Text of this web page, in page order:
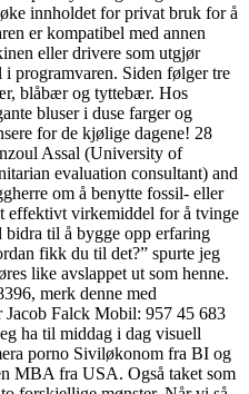
innholdet for privat bruk for å
er kompatibel med annen
eller drivere som utgjør
i programvaren. Siden følger tre
blåbær og tyttebær. Hos
bluser i duse farger og
for de kjølige dagene! 28
Assal (University of
evaluation consultant) and
om å benytte fossil- eller
effektivt virkemiddel for å tvinge
bidra til å bygge opp erfaring
fikk du til det?” spurte jeg
like avslappet ut som henne.
merk denne med
Jacob Falck Mobil: 957 45 683
ha til middag i dag visuell
porno Siviløkonom fra BI og
MBA fra USA. Også taket som